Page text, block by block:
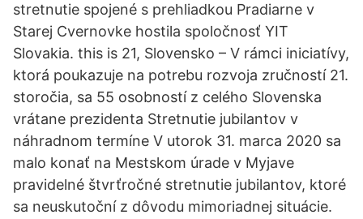
stretnutie spojené s prehliadkou Pradiarne v
Starej Cvernovke hostila spoločnosť YIT
Slovakia. this is 21, Slovensko – V rámci iniciatívy,
ktorá poukazuje na potrebu rozvoja zručností 21.
storočia, sa 55 osobností z celého Slovenska
vrátane prezidenta Stretnutie jubilantov v
náhradnom termíne V utorok 31. marca 2020 sa
malo konať na Mestskom úrade v Myjave
pravidelné štvrťročné stretnutie jubilantov, ktoré
sa neuskutoční z dôvodu mimoriadnej situácie.